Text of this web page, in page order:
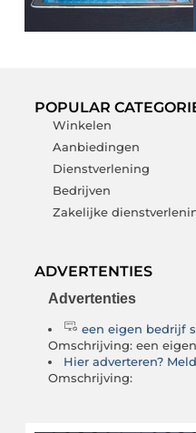
POPULAR
Winkelen
Aanbiedingen
Dienstverlening
Bedrijven
Zakelijke
ADVERTENTIES
Advertenties
een eigen bedrijf
Omschrijving: een
Hier adverteren?
Omschrijving: